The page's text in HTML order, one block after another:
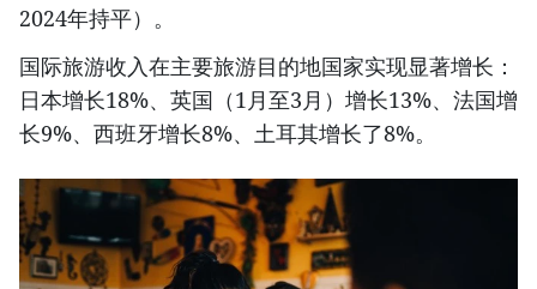
2024年持平）。
国际旅游收入在主要旅游目的地国家实现显著增长：
日本增长18%、英国（1月至3月）增长13%、法国增
长9%、西班牙增长8%、土耳其增长了8%。